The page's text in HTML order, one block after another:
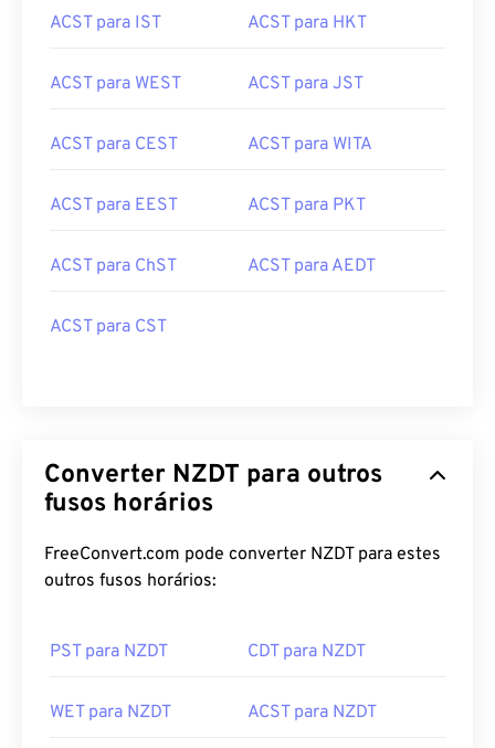
ACST para IST ACST para HKT
ACST para WEST ACST para JST
ACST para CEST ACST para WITA
ACST para EEST ACST para PKT
ACST para ChST ACST para AEDT
ACST para CST
Converter NZDT para outros
fusos horários
FreeConvert.com pode converter NZDT para estes
outros fusos horários:
PST para NZDT CDT para NZDT
WET para NZDT ACST para NZDT